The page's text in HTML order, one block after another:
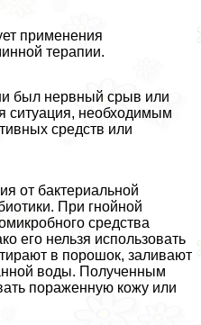
применения
терапии.
был нервный срыв или
ситуация, необходимым
средств или
от бактериальной
При гнойной
средства
его нельзя использовать
в порошок, заливают
воды. Полученным
пораженную кожу или